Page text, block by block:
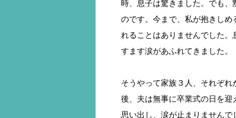
時、息子は驚きました。でも
のです。今まで、私が抱きしめ
れることはありませんでした。
すます涙があふれてきました。
そうやって家族３人、それぞれ
後、夫は無事に卒業式の日を
思い出し、涙が止まりません